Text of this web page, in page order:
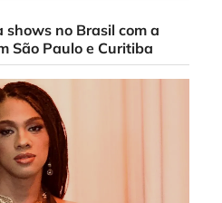
no Brasil com a
São Paulo e Curitiba